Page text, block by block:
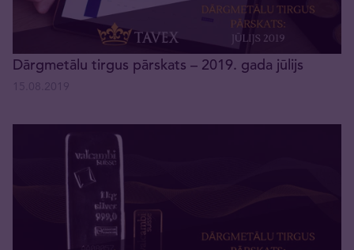
Dārgmetālu tirgus pārskats – 2019. gada jūlijs